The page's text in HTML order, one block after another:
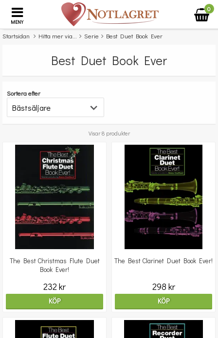
MENY
0
Startsidan Hitta mer via... Serie Best Duet Book Ever
Best Duet Book Ever
Sortera efter
Visar 8 produkter
The Best Christmas Flute Duet
Book Ever!
232 kr
KÖP
The Best Clarinet Duet Book Ever!
298 kr
KÖP